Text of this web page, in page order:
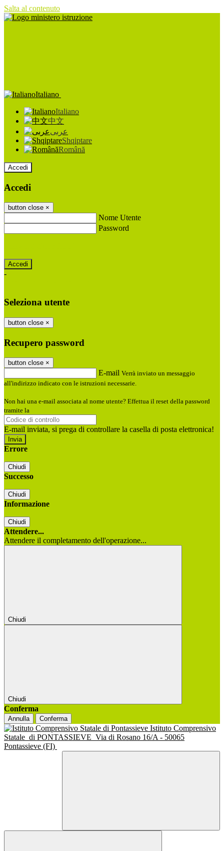
Salta al contenuto
Italiano
Italiano
中文
عربى
Shqiptare
Română
Accedi
Accedi
button close ×
Nome Utente
Password
-
Seleziona utente
button close ×
Recupero password
button close ×
E-mail Verrà inviato un messaggio
all'indirizzo indicato con le istruzioni necessarie.
Non hai una e-mail associata al nome utente? Effettua il reset della password
tramite la
E-mail inviata, si prega di controllare la casella di posta elettronica!
Errore
Chiudi
Successo
Chiudi
Informazione
Chiudi
Attendere...
Attendere il completamento dell'operazione...
Chiudi
Chiudi
Conferma
Annulla Conferma
Istituto Comprensivo
Statale di PONTASSIEVE Via di Rosano 16/A - 50065
Pontassieve (FI)